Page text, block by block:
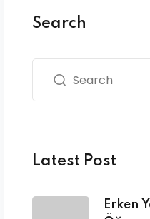
Search
Latest Post
Erken